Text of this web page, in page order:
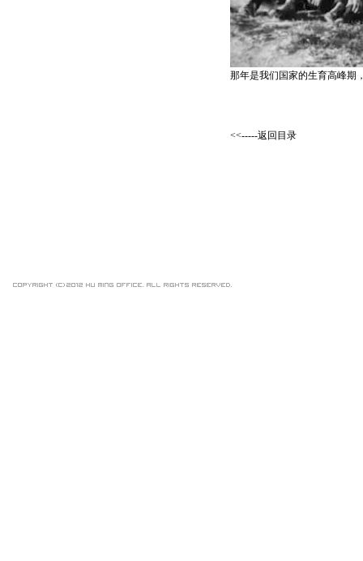
那年是我们国家的生育高峰期
<<-----返回目录